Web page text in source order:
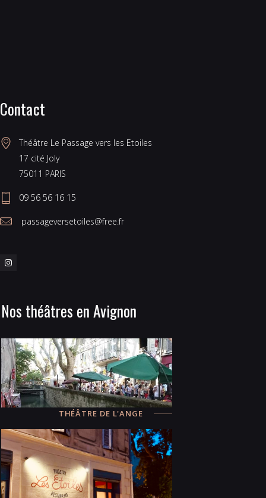
Contact
Théâtre Le Passage vers les Etoiles
17 cité Joly
75011 PARIS
09 56 56 16 15
passageversetoiles@free.fr
Nos théâtres en Avignon
THÉÂTRE DE L'ANGE